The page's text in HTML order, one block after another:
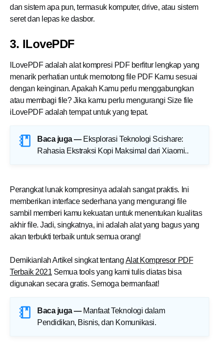
dan sistem apa pun, termasuk komputer, drive, atau sistem
seret dan lepas ke dasbor.
3. ILovePDF
ILovePDF adalah alat kompresi PDF berfitur lengkap yang
menarik perhatian untuk memotong file PDF Kamu sesuai
dengan keinginan. Apakah Kamu perlu menggabungkan
atau membagi file? Jika kamu perlu mengurangi Size file
iLovePDF adalah tempat untuk yang tepat.
Baca juga — Eksplorasi Teknologi Scishare:
Rahasia Ekstraksi Kopi Maksimal dari Xiaomi..
Perangkat lunak kompresinya adalah sangat praktis. Ini
memberikan interface sederhana yang mengurangi file
sambil memberi kamu kekuatan untuk menentukan kualitas
akhir file. Jadi, singkatnya, ini adalah alat yang bagus yang
akan terbukti terbaik untuk semua orang!
Demikianlah Artikel singkat tentang Alat Kompresor PDF
Terbaik 2021 Semua tools yang kami tulis diatas bisa
digunakan secara gratis. Semoga bermanfaat!
Baca juga — Manfaat Teknologi dalam
Pendidikan, Bisnis, dan Komunikasi.